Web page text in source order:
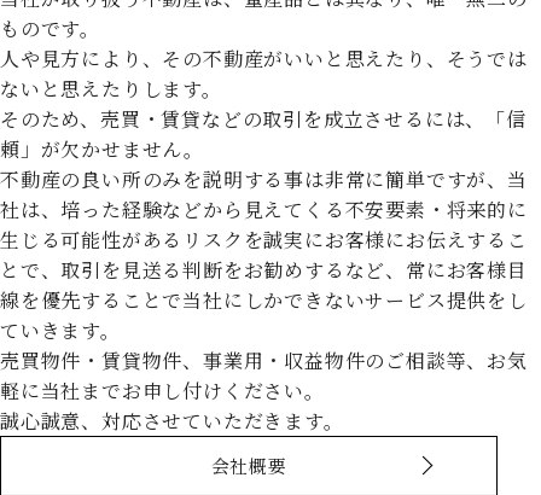
ものです。
人や見方により、その不動産がいいと思えたり、そうでは
ないと思えたりします。
そのため、売買・賃貸などの取引を成立させるには、「信
頼」が欠かせません。
不動産の良い所のみを説明する事は非常に簡単ですが、当
社は、培った経験などから見えてくる不安要素・将来的に
生じる可能性があるリスクを誠実にお客様にお伝えするこ
とで、取引を見送る判断をお勧めするなど、常にお客様目
線を優先することで当社にしかできないサービス提供をし
ていきます。
売買物件・賃貸物件、事業用・収益物件のご相談等、お気
軽に当社までお申し付けください。
誠心誠意、対応させていただきます。
会社概要